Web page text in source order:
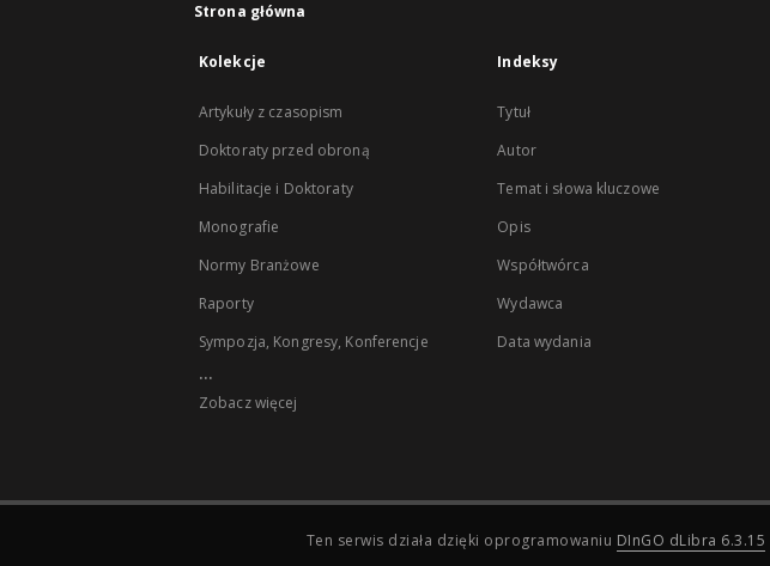
Strona główna
Kolekcje
Artykuły z czasopism
Doktoraty przed obroną
Habilitacje i Doktoraty
Monografie
Normy Branżowe
Raporty
Sympozja, Kongresy, Konferencje
...
Zobacz więcej
Indeksy
Tytuł
Autor
Temat i słowa kluczowe
Opis
Współtwórca
Wydawca
Data wydania
Ten serwis działa dzięki oprogramowaniu DInGO dLibra 6.3.15